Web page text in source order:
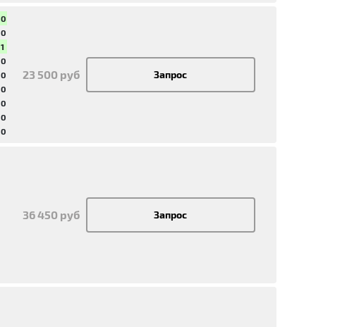
0
0
1
0
0
0
0
0
0
23 500 руб Запрос
36 450 руб Запрос